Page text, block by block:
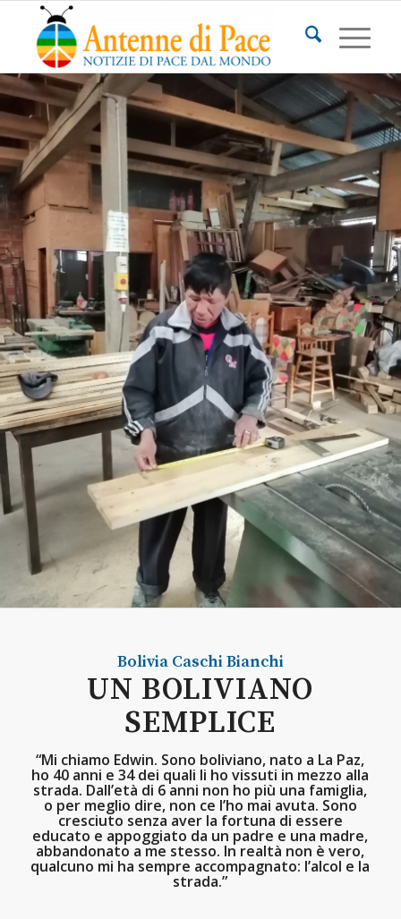
Bolivia Caschi Bianchi
UN BOLIVIANO
SEMPLICE
“Mi chiamo Edwin. Sono boliviano, nato a La Paz,
ho 40 anni e 34 dei quali li ho vissuti in mezzo alla
strada. Dall’età di 6 anni non ho più una famiglia,
o per meglio dire, non ce l’ho mai avuta. Sono
cresciuto senza aver la fortuna di essere
educato e appoggiato da un padre e una madre,
abbandonato a me stesso. In realtà non è vero,
qualcuno mi ha sempre accompagnato: l’alcol e la
strada.”